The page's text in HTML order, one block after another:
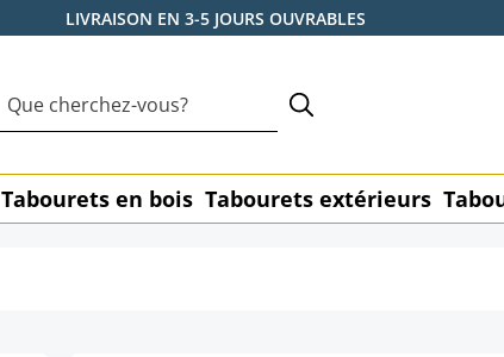
LIVRAISON EN 3-5 JOURS OUVRABLES
Tabourets en bois Tabourets extérieurs